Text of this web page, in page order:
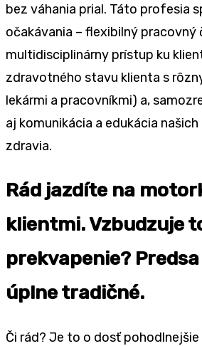
bez váhania prial. Táto profesia
očakávania – flexibilný pracovný
multidisciplinárny prístup ku
zdravotného stavu klienta s
lekármi a pracovníkmi) a,
aj komunikácia a edukácia
zdravia.
Rád jazdíte na
klientmi. Vzbudzuje
prekvapenie?
úplne tradičné.
Či rád? Je to o dosť